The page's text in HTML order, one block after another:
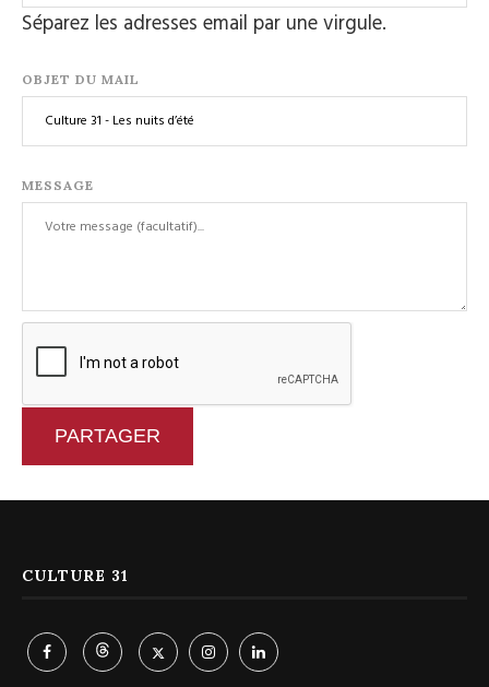
Séparez les adresses email par une virgule.
OBJET DU MAIL
MESSAGE
PARTAGER
CULTURE 31